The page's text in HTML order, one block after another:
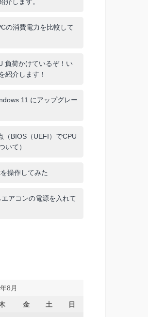
の消費電力を比較して
負荷かけているぞ！い
紹介します！
11 にアップグレー
（BIOS（UEFI）でCPU
いて）
操作してみた
アコンの電源を入れて
8月
金 土 日